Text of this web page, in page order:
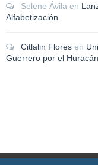
Selene Ávila en
Alfabetización
Citlalin Flores en
Guerrero por el